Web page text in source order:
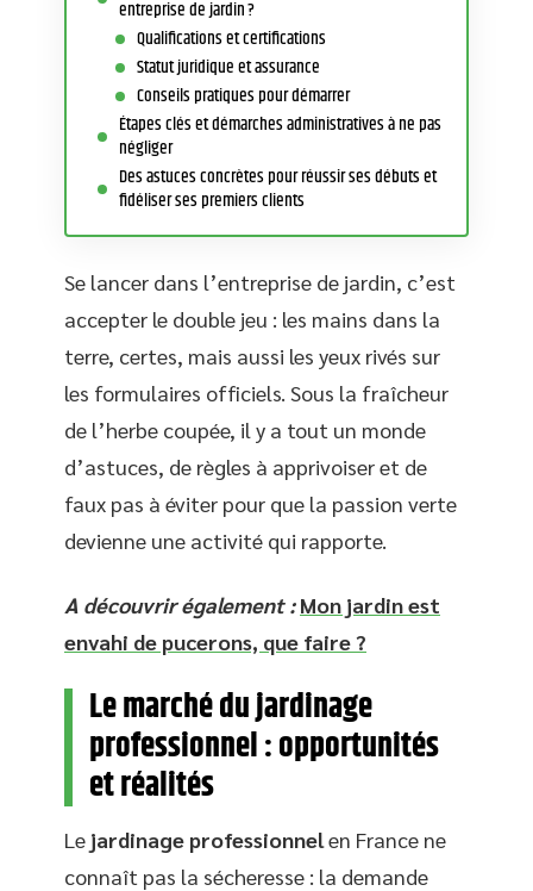
entreprise de jardin ?
Qualifications et certifications
Statut juridique et assurance
Conseils pratiques pour démarrer
Étapes clés et démarches administratives à ne pas
négliger
Des astuces concrètes pour réussir ses débuts et
fidéliser ses premiers clients
Se lancer dans l’entreprise de jardin, c’est
accepter le double jeu : les mains dans la
terre, certes, mais aussi les yeux rivés sur
les formulaires officiels. Sous la fraîcheur
de l’herbe coupée, il y a tout un monde
d’astuces, de règles à apprivoiser et de
faux pas à éviter pour que la passion verte
devienne une activité qui rapporte.
A découvrir également : Mon jardin est
envahi de pucerons, que faire ?
Le marché du jardinage
professionnel : opportunités
et réalités
Le jardinage professionnel en France ne
connaît pas la sécheresse : la demande